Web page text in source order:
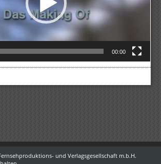
00:00
und Verlagsgesellschaft m.b.H.